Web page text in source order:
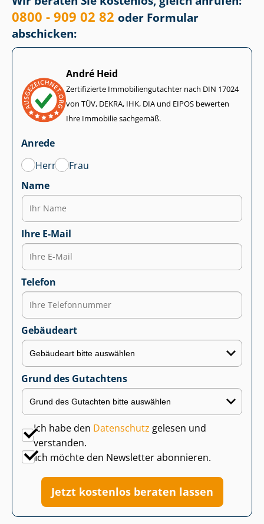
0800 - 909 02 82 oder Formular
abschicken:
André Heid
Zertifizierte Im­mo­bi­li­en­gut­ach­ter nach DIN 17024
von TÜV, DEKRA, IHK, DIA und EIPOS bewerten
Ihre Immobilie sachgemäß.
Anrede
Herr
Frau
Name
Ihre E-Mail
Telefon
Gebäudeart
Grund des Gutachtens
Ich habe den Datenschutz gelesen und
verstanden.
Ich möchte den Newsletter abonnieren.
Jetzt kostenlos beraten lassen